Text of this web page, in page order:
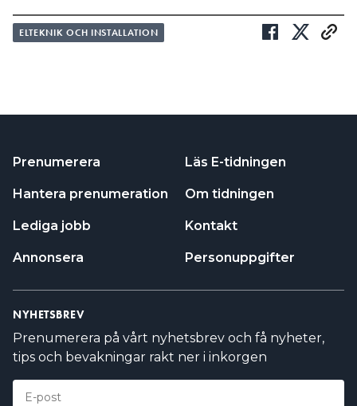
Gotland, ett elinstallationsföretag som har funnits i
Elinstallationer. På jobbet gör han allt möjligt inom
kulo.
MÖT EMIL ENBLOM:
BARA SYDD MED GUL RQ”
märkliga centralplaceringar. Han är dessutom
populär på Tiktok, där han driver ett konto under
namnet ”El.emiil” med 2 200 följare.
ELTEKNIK OCH INSTALLATION
Prenumerera
Hantera prenumeration
Lediga jobb
Annonsera
Läs E-tidningen
Om tidningen
Kontakt
Personuppgifter
NYHETSBREV
Prenumerera på vårt nyhetsbrev och få nyheter,
tips och bevakningar rakt ner i inkorgen